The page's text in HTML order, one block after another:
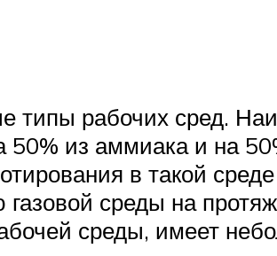
типы рабочих сред.
50% из аммиака и на
в такой
среды на
среды, имеет